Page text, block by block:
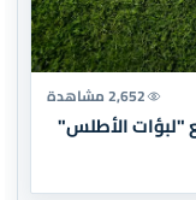
2,652 مشاهدة
"لبؤات الأطلس"